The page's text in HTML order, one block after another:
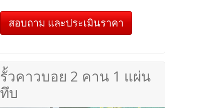
สอบถาม และประเมินราคา
รั้วคาวบอย 2 คาน 1 แผ่น
ทึบ